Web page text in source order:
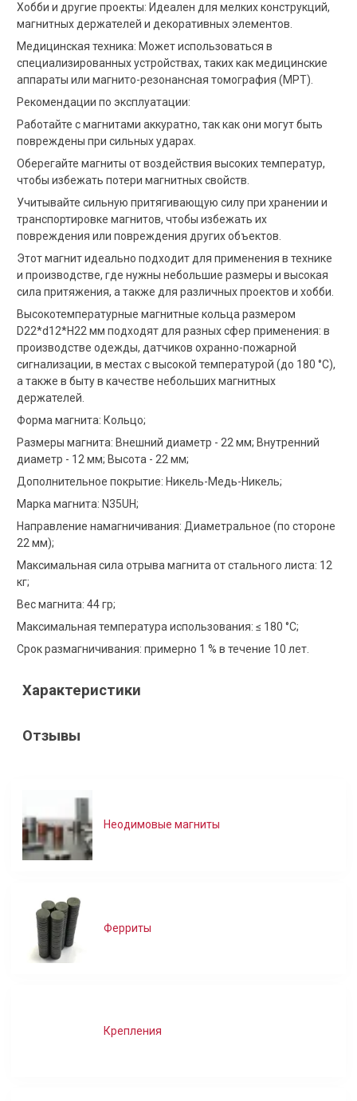
Хобби и другие проекты: Идеален для мелких конструкций,
магнитных держателей и декоративных элементов.
Медицинская техника: Может использоваться в
специализированных устройствах, таких как медицинские
аппараты или магнито-резонансная томография (МРТ).
Рекомендации по эксплуатации:
Работайте с магнитами аккуратно, так как они могут быть
повреждены при сильных ударах.
Оберегайте магниты от воздействия высоких температур,
чтобы избежать потери магнитных свойств.
Учитывайте сильную притягивающую силу при хранении и
транспортировке магнитов, чтобы избежать их
повреждения или повреждения других объектов.
Этот магнит идеально подходит для применения в технике
и производстве, где нужны небольшие размеры и высокая
сила притяжения, а также для различных проектов и хобби.
Высокотемпературные магнитные кольца размером
D22*d12*H22 мм подходят для разных сфер применения: в
производстве одежды, датчиков охранно-пожарной
сигнализации, в местах с высокой температурой (до 180 °C),
а также в быту в качестве небольших магнитных
держателей.
Форма магнита: Кольцо;
Размеры магнита: Внешний диаметр - 22 мм; Внутренний
диаметр - 12 мм; Высота - 22 мм;
Дополнительное покрытие: Никель-Медь-Никель;
Марка магнита: N35UH;
Направление намагничивания: Диаметральное (по стороне
22 мм);
Максимальная сила отрыва магнита от стального листа: 12
кг;
Вес магнита: 44 гр;
Максимальная температура использования: ≤ 180 °C;
Срок размагничивания: примерно 1 % в течение 10 лет.
Характеристики
Отзывы
Неодимовые магниты
Ферриты
Крепления